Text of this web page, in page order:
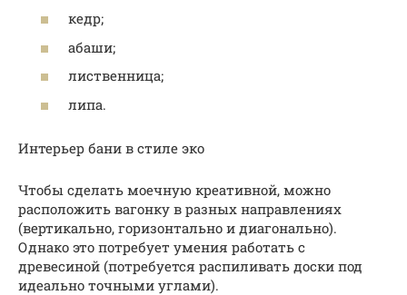
кедр;
абаши;
лиственница;
липа.
Интерьер бани в стиле эко
Чтобы сделать моечную креативной, можно
расположить вагонку в разных направлениях
(вертикально, горизонтально и диагонально).
Однако это потребует умения работать с
древесиной (потребуется распиливать доски под
идеально точными углами).